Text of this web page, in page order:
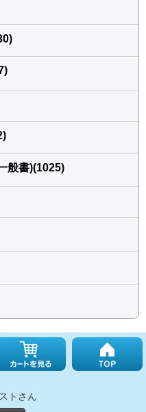
般書)(1025)
トさん